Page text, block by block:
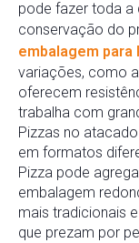
pode fazer toda a
conservação do
embalagem para
variações, como
oferecem
trabalha com
Pizzas no
em formatos
Pizza pode
embalagem
mais tradicionais
que prezam por